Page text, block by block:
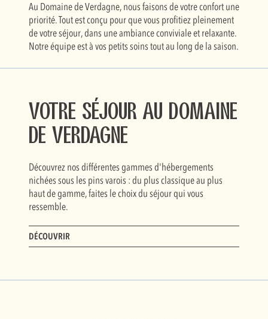
Au Domaine de Verdagne, nous faisons de votre confort une
priorité. Tout est conçu pour que vous profitiez pleinement
de votre séjour, dans une ambiance conviviale et relaxante.
Notre équipe est à vos petits soins tout au long de la saison.
Votre séjour au Domaine
de Verdagne
Découvrez nos différentes gammes d'hébergements
nichées sous les pins varois : du plus classique au plus
haut de gamme, faites le choix du séjour qui vous
ressemble.
DÉCOUVRIR